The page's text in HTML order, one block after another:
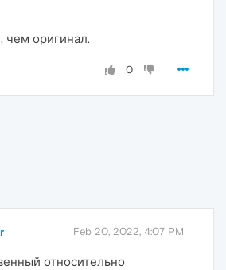
чем оригинал.
0
Feb 20, 2022, 4:07 PM
относительно